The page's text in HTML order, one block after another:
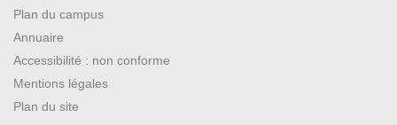
Plan du campus
Annuaire
Accessibilité : non conforme
Mentions légales
Plan du site